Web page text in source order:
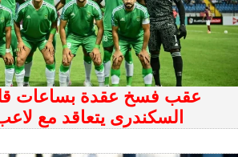
عقب فسخ عقدة بساعات
السكندرى يتعاقد مع